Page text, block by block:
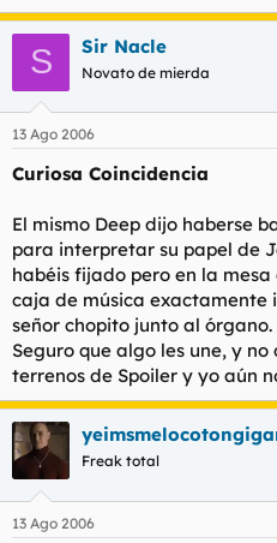
S Sir Nacle
Novato de mierda
13 Ago 2006
Curiosa Coincidencia
El mismo Deep dijo haberse
para interpretar su papel de
habéis fijado pero en la
caja de música exactamente
señor chopito junto al
Seguro que algo les une, y
terrenos de Spoiler y yo aún
Freak total
13 Ago 2006